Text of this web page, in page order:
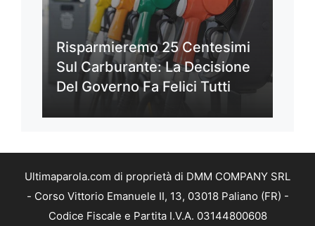
Risparmieremo 25 Centesimi
Sul Carburante: La Decisione
Del Governo Fa Felici Tutti
Ultimaparola.com di proprietà di DMM COMPANY SRL
- Corso Vittorio Emanuele II, 13, 03018 Paliano (FR) -
Codice Fiscale e Partita I.V.A. 03144800608